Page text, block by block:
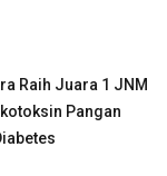
Raih Juara 1 JNM
Pangan